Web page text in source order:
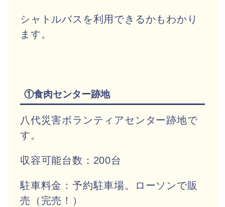
シャトルバスを利用できるかもわかり
ます。
①食肉センター跡地
八代災害ボランティアセンター跡地で
す。
収容可能台数：200台
駐車料金：予約駐車場。ローソンで販
売（完売！）